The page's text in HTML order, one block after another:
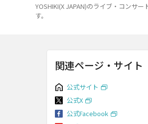
YOSHIKI(X JAPAN)のライブ・コンサ
す。
関連ページ・サイト
公式サイト
公式X
公式Facebook